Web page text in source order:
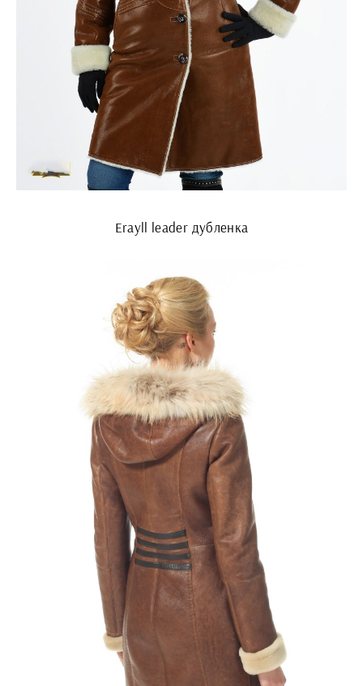
Erayll leader дубленка